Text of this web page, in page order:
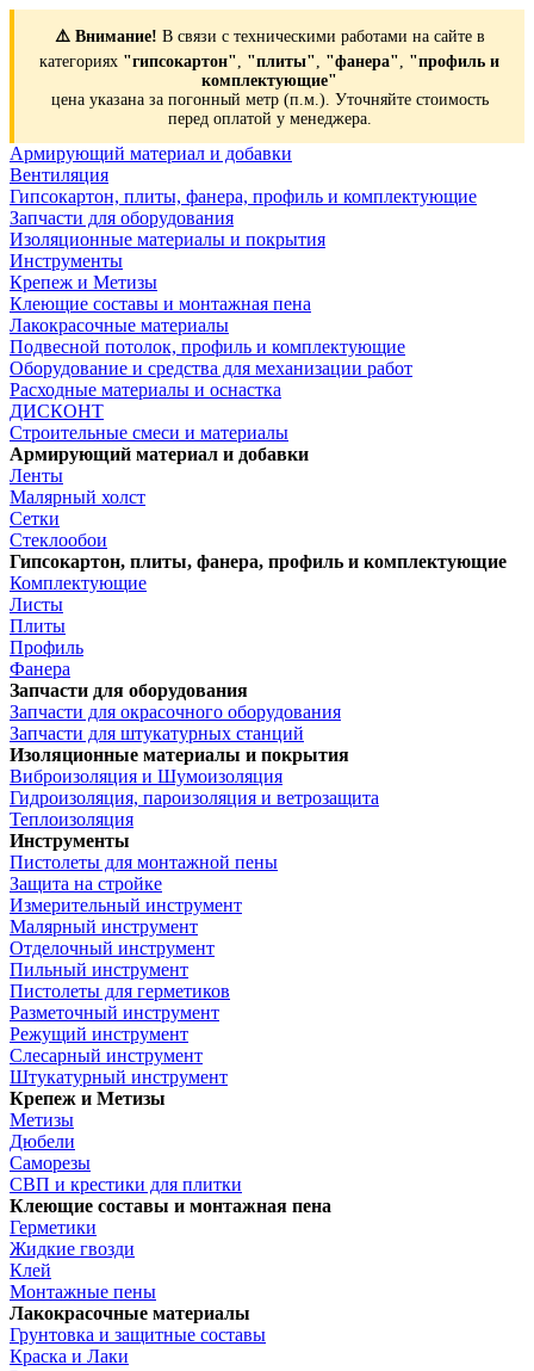
⚠️ Внимание! В связи с техническими работами на сайте в
категориях "гипсокартон", "плиты", "фанера", "профиль и
комплектующие"
цена указана за погонный метр (п.м.). Уточняйте стоимость
перед оплатой у менеджера.
Армирующий материал и добавки
Вентиляция
Гипсокартон, плиты, фанера, профиль и комплектующие
Запчасти для оборудования
Изоляционные материалы и покрытия
Инструменты
Крепеж и Метизы
Клеющие составы и монтажная пена
Лакокрасочные материалы
Подвесной потолок, профиль и комплектующие
Оборудование и средства для механизации работ
Расходные материалы и оснастка
ДИСКОНТ
Строительные смеси и материалы
Армирующий материал и добавки
Ленты
Малярный холст
Сетки
Стеклообои
Гипсокартон, плиты, фанера, профиль и комплектующие
Комплектующие
Листы
Плиты
Профиль
Фанера
Запчасти для оборудования
Запчасти для окрасочного оборудования
Запчасти для штукатурных станций
Изоляционные материалы и покрытия
Виброизоляция и Шумоизоляция
Гидроизоляция, пароизоляция и ветрозащита
Теплоизоляция
Инструменты
Пистолеты для монтажной пены
Защита на стройке
Измерительный инструмент
Малярный инструмент
Отделочный инструмент
Пильный инструмент
Пистолеты для герметиков
Разметочный инструмент
Режущий инструмент
Слесарный инструмент
Штукатурный инструмент
Крепеж и Метизы
Метизы
Дюбели
Саморезы
СВП и крестики для плитки
Клеющие составы и монтажная пена
Герметики
Жидкие гвозди
Клей
Монтажные пены
Лакокрасочные материалы
Грунтовка и защитные составы
Краска и Лаки